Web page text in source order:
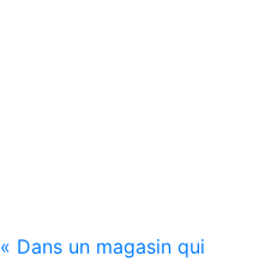
Dans un magasin qui